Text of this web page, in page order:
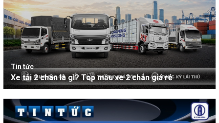
Tin tức
Xe tải 2 chân là gì? Top mẫu xe 2 chân giá rẻ